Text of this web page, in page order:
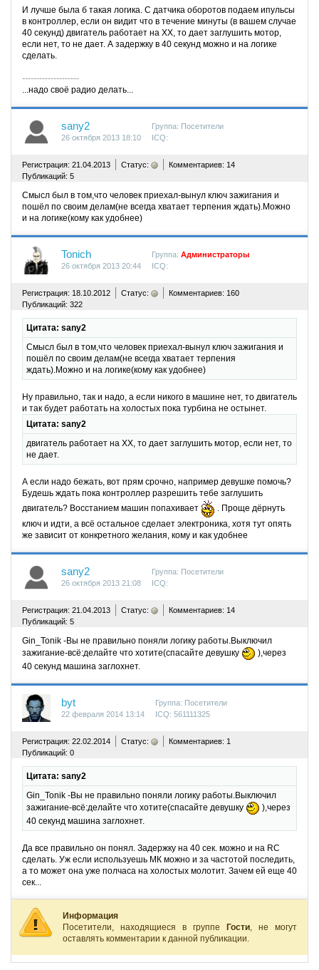
И лучше была б такая логика. С датчика оборотов подаем ипульсы
в контроллер, если он видит что в течение минуты (в вашем случае
40 секунд) двигатель работает на ХХ, то дает заглушить мотор,
если нет, то не дает. А задержку в 40 секунд можно и на логике
сделать.
--------------------
...надо своё радио делать...
sany2
26 октября 2013 18:10
Группа: Посетители
ICQ:
Регистрация: 21.04.2013 Статус:
Комментариев: 14
Публикаций: 5
Смысл был в том,что человек приехал-вынул ключ зажигания и
пошёл по своим делам(не всегда хватает терпения ждать).Можно
и на логике(кому как удобнее)
Tonich
26 октября 2013 20:44
Группа: Администраторы
ICQ:
Регистрация: 18.10.2012 Статус:
Комментариев: 160
Публикаций: 322
Цитата: sany2
Смысл был в том,что человек приехал-вынул ключ зажигания и
пошёл по своим делам(не всегда хватает терпения
ждать).Можно и на логике(кому как удобнее)
Ну правильно, так и надо, а если никого в машине нет, то двигатель
и так будет работать на холостых пока турбина не остынет.
Цитата: sany2
двигатель работает на ХХ, то дает заглушить мотор, если нет, то
не дает.
А если надо бежать, вот прям срочно, например девушке помочь?
Будешь ждать пока контроллер разрешить тебе заглушить
двигатель? Восстанием машин попахивает
. Проще дёрнуть
ключ и идти, а всё остальное сделает электроника, хотя тут опять
же зависит от конкретного желания, кому и как удобнее
sany2
26 октября 2013 21:08
Группа: Посетители
ICQ:
Регистрация: 21.04.2013 Статус:
Комментариев: 14
Публикаций: 5
Gin_Tonik -Вы не правильно поняли логику работы.Выключил
зажигание-всё:делайте что хотите(спасайте девушку
),через
40 секунд машина заглохнет.
byt
22 февраля 2014 13:14
Группа: Посетители
ICQ: 561111325
Регистрация: 22.02.2014 Статус:
Комментариев: 1
Публикаций: 0
Цитата: sany2
Gin_Tonik -Вы не правильно поняли логику работы.Выключил
зажигание-всё:делайте что хотите(спасайте девушку
),через
40 секунд машина заглохнет.
Да все правильно он понял. Задержку на 40 сек. можно и на RC
сделать. Уж если используешь МК можно и за частотой последить,
а то может она уже полчаса на холостых молотит. Зачем ей еще 40
сек...
Информация
Посетители, находящиеся в группе
Гости, не могут
оставлять комментарии к данной публикации.